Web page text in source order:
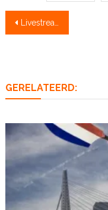
Bericht
Livestream Boatrace 16:50 u, Cambridge favoriet bij bookmakers
GERELATEERD: